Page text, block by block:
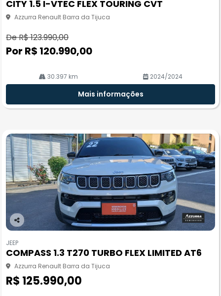
rtil
he
CITY 1.5 I-VTEC FLEX TOURING CVT
Azzurra Renault Barra da Tijuca
De R$ 123.990,00
Por R$ 120.990,00
30.397 km 2024/2024
Mais informações
Co
pa
rtil
he
JEEP
COMPASS 1.3 T270 TURBO FLEX LIMITED AT6
Azzurra Renault Barra da Tijuca
R$ 125.990,00